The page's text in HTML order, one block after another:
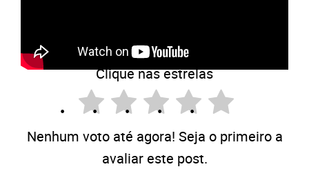
O que você achou disso?
Clique nas estrelas
Nenhum voto até agora! Seja o primeiro a
avaliar este post.